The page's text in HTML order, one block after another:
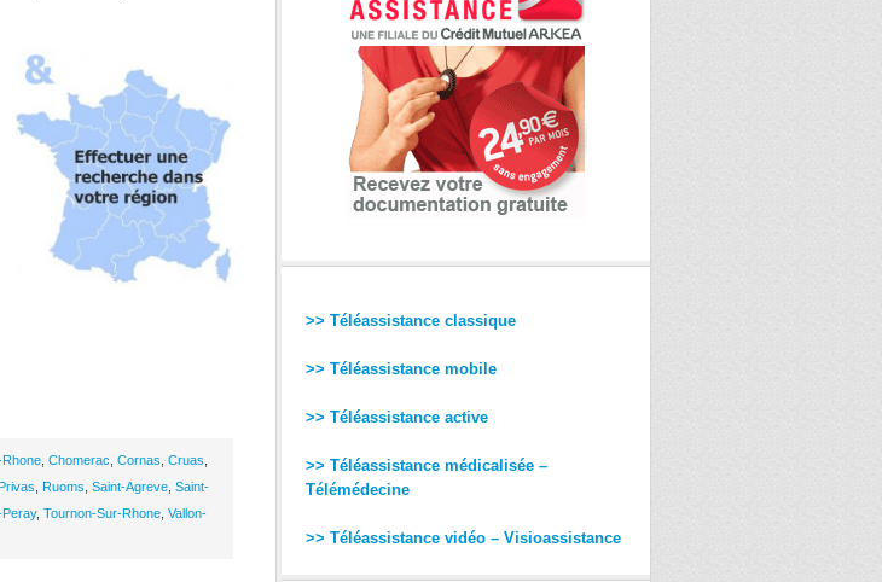
Chomerac Cornas Cruas
Privas Ruoms Saint-Agreve Saint-
, Tournon-Sur-Rhone Vallon-
>> Téléassistance classique
>> Téléassistance mobile
>> Téléassistance active
>> Téléassistance médicalisée –
Télémédecine
>> Téléassistance vidéo – Visioassistance